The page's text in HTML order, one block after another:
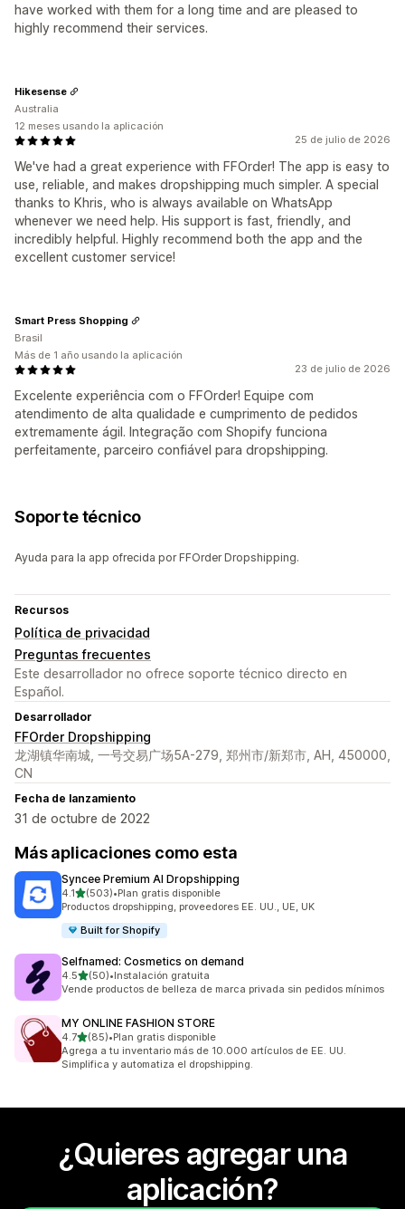
have worked with them for a long time and are pleased to
highly recommend their services.
25 de julio de 2026
We've had a great experience with FFOrder! The app is easy to
use, reliable, and makes dropshipping much simpler. A special
thanks to Khris, who is always available on WhatsApp
whenever we need help. His support is fast, friendly, and
incredibly helpful. Highly recommend both the app and the
excellent customer service!
Hikesense
Australia
12 meses usando la aplicación
23 de julio de 2026
Excelente experiência com o FFOrder! Equipe com
atendimento de alta qualidade e cumprimento de pedidos
extremamente ágil. Integração com Shopify funciona
perfeitamente, parceiro confiável para dropshipping.
Smart Press Shopping
Brasil
Más de 1 año usando la aplicación
Soporte técnico
Ayuda para la app ofrecida por FFOrder Dropshipping.
Recursos
Política de privacidad
Preguntas frecuentes
Este desarrollador no ofrece soporte técnico directo en
Español.
Desarrollador
FFOrder Dropshipping
龙湖镇华南城, 一号交易广场5A-279, 郑州市/新郑市, AH, 450000,
CN
Fecha de lanzamiento
31 de octubre de 2022
Más aplicaciones como esta
Syncee Premium AI Dropshipping
4.1de 5 estrellas
(503)
503 reseñas en total
•Plan gratis disponible
Productos dropshipping, proveedores EE. UU., UE, UK
Built for Shopify
Selfnamed: Cosmetics on demand
4.5de 5 estrellas
(50)
50 reseñas en total
•Instalación gratuita
Vende productos de belleza de marca privada sin pedidos mínimos
MY ONLINE FASHION STORE
4.7de 5 estrellas
(85)
85 reseñas en total
•Plan gratis disponible
Agrega a tu inventario más de 10.000 artículos de EE. UU.
Simplifica y automatiza el dropshipping.
¿Quieres agregar una
aplicación?